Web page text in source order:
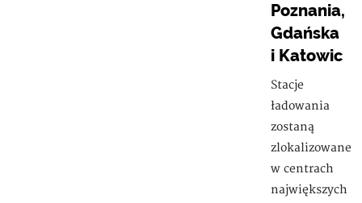
Poznania,
Gdańska
i Katowic
Stacje
ładowania
zostaną
zlokalizowane
w centrach
największych